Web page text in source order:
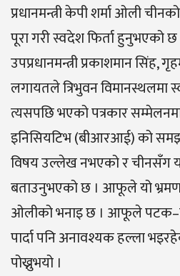
प्रधानमन्त्री केपी शर्मा ओली
पूरा गरी स्वदेश फिर्ता हुनुभएको छ
उपप्रधानमन्त्री प्रकाशमान सिंह,
लगायतले त्रिभुवन विमानस्थलमा
त्यसपछि भएको पत्रकार
इनिसियटिभ (बीआरआई) को
विषय उल्लेख नभएको र चीनसँग
बताउनुभएको छ । आफूले यो
ओलीको भनाइ छ । आफूले
पार्दा पनि अनावश्यक हल्ला
पोख्नुभयो ।